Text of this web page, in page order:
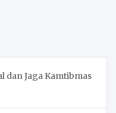
dan Jaga Kamtibmas